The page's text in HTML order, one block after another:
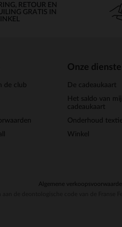
RETOUR EN
GRATIS IN
de club
Onze
De cadeaukaart
Het saldo van
cadeaukaart
Onderhoud
Winkel
Algemene